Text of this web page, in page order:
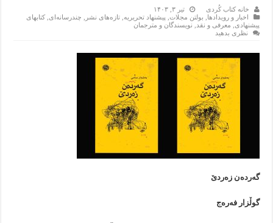
خانه کتاب کُردی
تیر ۳, ۱۴۰۳
اخبار و رویدادها
بولتن مجلات پیشنهاد تحریریه ,تازەهای نشر چندرسانه‌ای ,کتابهای
پیشنهادی
معرفی و نقد
نویسندگان و مترجمان
نظری بدهید
گەردەن زەردێ
گوڵزار فەرەج